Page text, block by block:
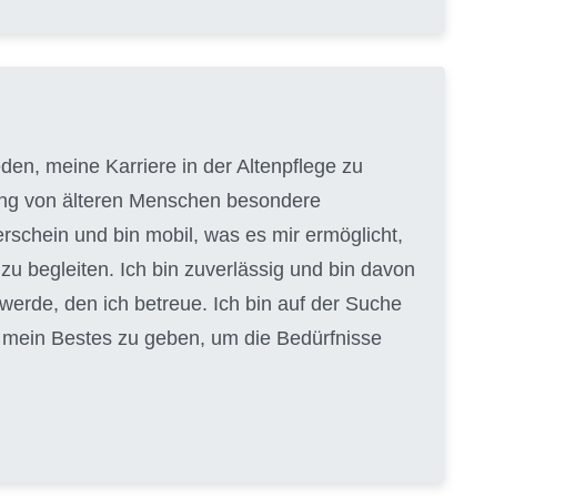
meine Karriere in der Altenpflege zu
von älteren Menschen besondere
und bin mobil, was es mir ermöglicht,
begleiten. Ich bin zuverlässig und bin davon
den ich betreue. Ich bin auf der Suche
Bestes zu geben, um die Bedürfnisse